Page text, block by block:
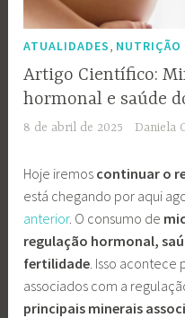
ATUALIDADES,
Artigo Científico:
hormonal e saúde
8 de abril de 2025 Daniela
Hoje iremos continuar o
está chegando por aqui
anterior. O consumo de
regulação hormonal,
fertilidade . Isso
associados com a
principais minerais